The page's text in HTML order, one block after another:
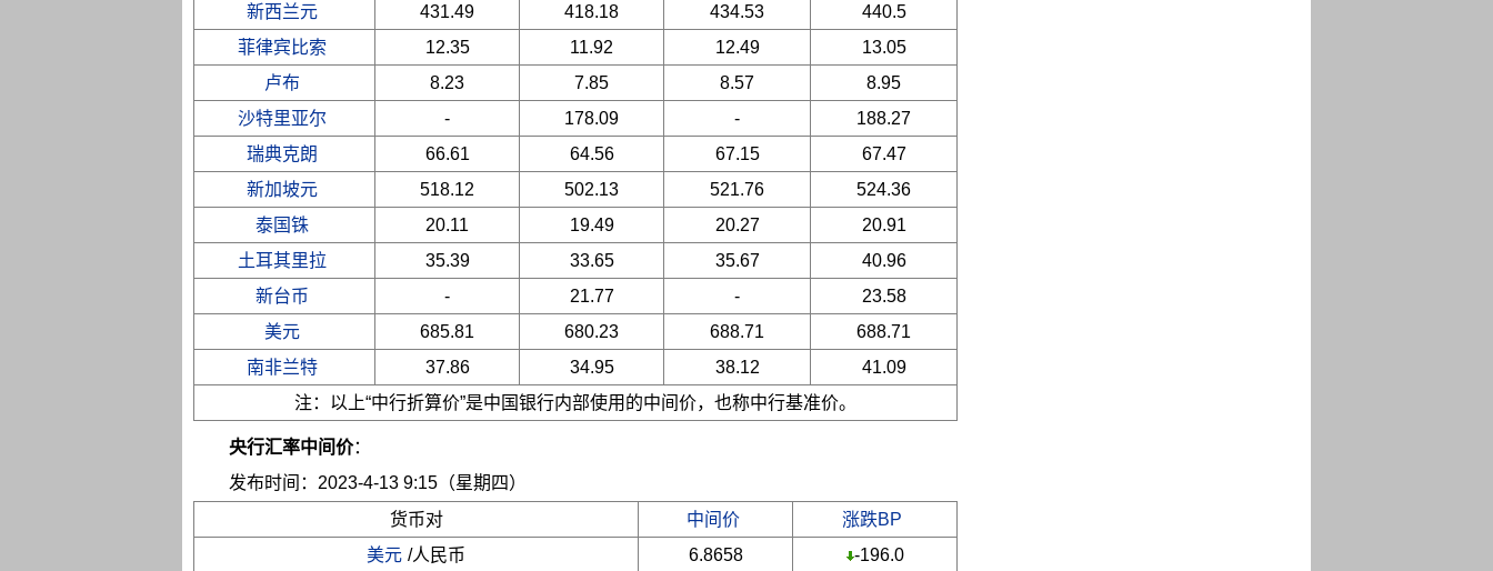
新西兰元
431.49 418.18 434.53
440.5
菲律宾比索
12.35 11.92 12.49
13.05
卢布
8.23 7.85 8.57
8.95
沙特里亚尔
- 178.09 -
188.27
瑞典克朗
66.61 64.56 67.15
67.47
新加坡元
518.12 502.13 521.76
524.36
泰国铢
20.11 19.49 20.27
20.91
土耳其里拉
35.39 33.65 35.67
40.96
新台币
- 21.77 -
23.58
美元
685.81 680.23 688.71
688.71
南非兰特
37.86 34.95 38.12
41.09
注：以上“中行折算价”是中国银行内部使用的中间价，也称中行基准价。
央行汇率中间价：
发布时间：2023-4-13 9:15（星期四）
货币对
中间价
涨跌BP
美元 /人民币 6.8658
-196.0